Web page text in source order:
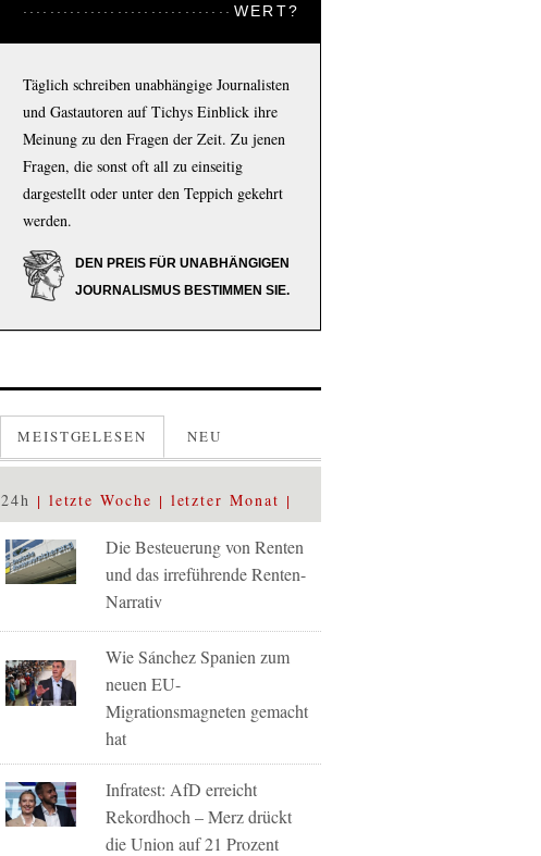
WERT?
Täglich schreiben unabhängige Journalisten
und Gastautoren auf Tichys Einblick ihre
Meinung zu den Fragen der Zeit. Zu jenen
Fragen, die sonst oft all zu einseitig
dargestellt oder unter den Teppich gekehrt
werden.
DEN PREIS FÜR UNABHÄNGIGEN
JOURNALISMUS BESTIMMEN SIE.
MEISTGELESEN NEU
24h letzte Woche letzter Monat
Die Besteuerung von Renten
und das irreführende Renten-
Narrativ
Wie Sánchez Spanien zum
neuen EU-
Migrationsmagneten gemacht
hat
Infratest: AfD erreicht
Rekordhoch – Merz drückt
die Union auf 21 Prozent